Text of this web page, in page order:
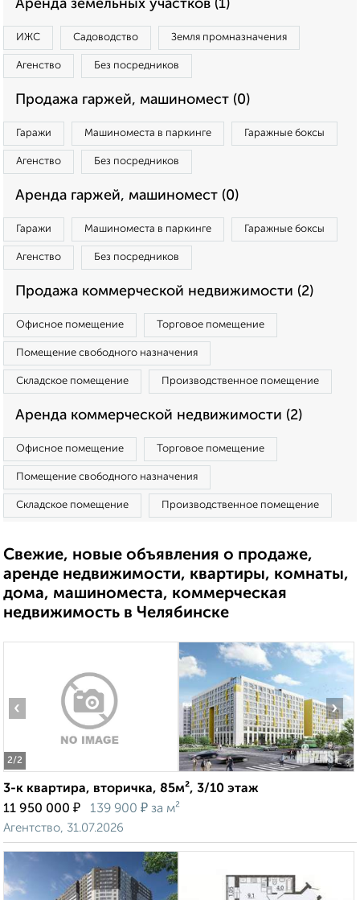
Аренда земельных участков (1)
ИЖС Садоводство Земля промназначения
Агенство Без посредников
Продажа гаржей, машиномест (0)
Гаражи Машиноместа в паркинге Гаражные боксы
Агенство Без посредников
Аренда гаржей, машиномест (0)
Гаражи Машиноместа в паркинге Гаражные боксы
Агенство Без посредников
Продажа коммерческой недвижимости (2)
Офисное помещение Торговое помещение
Помещение свободного назначения
Складское помещение Производственное помещение
Аренда коммерческой недвижимости (2)
Офисное помещение Торговое помещение
Помещение свободного назначения
Складское помещение Производственное помещение
Свежие, новые объявления о продаже,
аренде недвижимости, квартиры, комнаты,
дома, машиноместа, коммерческая
недвижимость в Челябинске
2/2
‹ ›
3-к квартира, вторичка, 85м², 3/10 этаж
11 950 000 ₽ 139 900 ₽ за м²
Агентство, 31.07.2026